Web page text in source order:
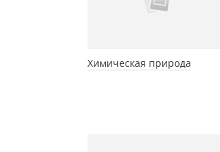
Химическая природа